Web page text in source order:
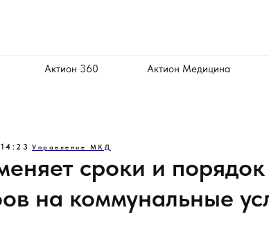
Актион 360 Актион Медицина
Управление МКД
сроки и порядок
на коммунальные